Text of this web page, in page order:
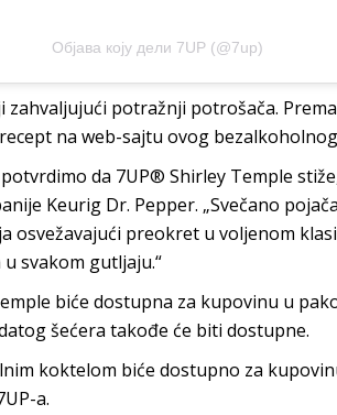
Објава коју дели 7UP (@7up)
potražnji potrošača.
na web-sajtu ovog
da 7UP® Shirley Temple
Keurig Dr. Pepper. „Svečano
osvežavajući preokret u voljenom
svakom gutljaju.“
biće dostupna za kupovinu u
šećera takođe će biti dostupne.
koktelom biće dostupno za
a.